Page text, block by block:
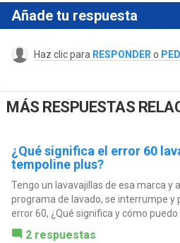
Añade tu respuesta
Haz clic para RESPONDER o
MÁS RESPUESTAS
¿Qué significa el error 60
tempoline plus?
Tengo un lavavajillas de esa marca y
programa de lavado, se interrumpe y
error 60, ¿Qué significa y cómo
2 respuestas